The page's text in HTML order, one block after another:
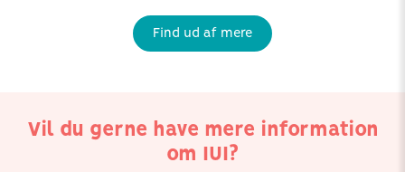
Find ud af mere
Vil du gerne have mere information
om IUI?